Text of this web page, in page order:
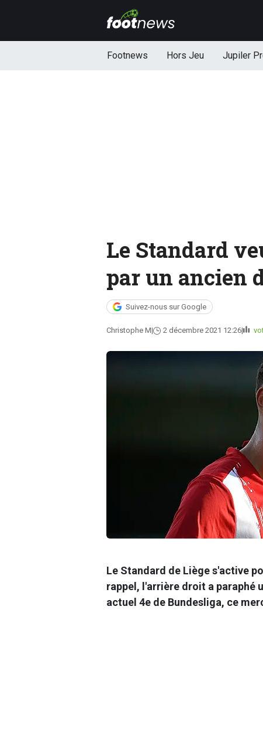
Footnews Hors Jeu Jupiler
Le Standard
par un ancien
Suivez-nous sur Google
Christophe M 2 décembre 2021 12:26
Le Standard de Liège s'active
rappel, l'arrière droit a paraphé
actuel 4e de Bundesliga, ce